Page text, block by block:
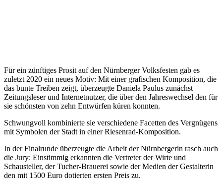
Für ein zünftiges Prosit auf den Nürnberger Volksfesten gab es
zuletzt 2020 ein neues Motiv: Mit einer grafischen Komposition, die
das bunte Treiben zeigt, überzeugte Daniela Paulus zunächst
Zeitungsleser und Internetnutzer, die über den Jahreswechsel den für
sie schönsten von zehn Entwürfen küren konnten.
Schwungvoll kombinierte sie verschiedene Facetten des Vergnügens
mit Symbolen der Stadt in einer Riesenrad-Komposition.
In der Finalrunde überzeugte die Arbeit der Nürnbergerin rasch auch
die Jury: Einstimmig erkannten die Vertreter der Wirte und
Schausteller, der Tucher-Brauerei sowie der Medien der Gestalterin
den mit 1500 Euro dotierten ersten Preis zu.